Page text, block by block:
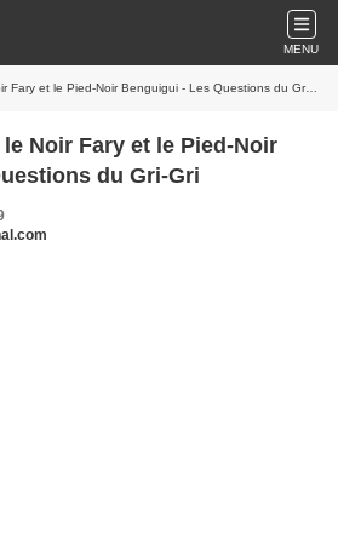
MENU
et le Pied-Noir Benguigui - Les Questions du Gri-Gri
Noir Fary et le Pied-Noir
du Gri-Gri